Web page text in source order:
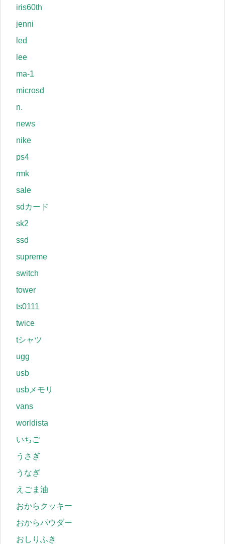
iris60th
jenni
led
lee
ma-1
microsd
n.
news
nike
ps4
rmk
sale
sdカード
sk2
ssd
supreme
switch
tower
ts0111
twice
tシャツ
ugg
usb
usbメモリ
vans
worldista
いちご
うさぎ
うなぎ
えごま油
おからクッキー
おからパウダー
おしりふき